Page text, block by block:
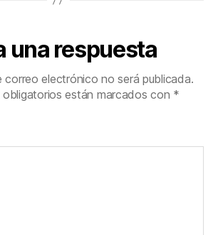
una respuesta
correo electrónico no será publicada.
están marcados con *